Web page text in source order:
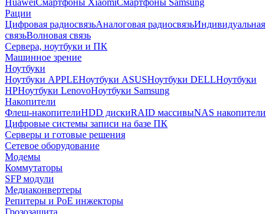
HuaweiСмартфоны XiaomiСмартфоны Samsung
Рации
Цифровая радиосвязьАналоговая радиосвязьИндивидуальная
связьВолновая связь
Сервера, ноутбуки и ПК
Машинное зрение
Ноутбуки
Ноутбуки APPLEНоутбуки ASUSНоутбуки DELLНоутбуки
HPНоутбуки LenovoНоутбуки Samsung
Накопители
Флеш-накопителиHDD дискиRAID массивыNAS накопители
Цифровые системы записи на базе ПК
Серверы и готовые решения
Сетевое оборудование
Модемы
Коммутаторы
SFP модули
Медиаконвертеры
Репитеры и PoE инжекторы
Грозозащита